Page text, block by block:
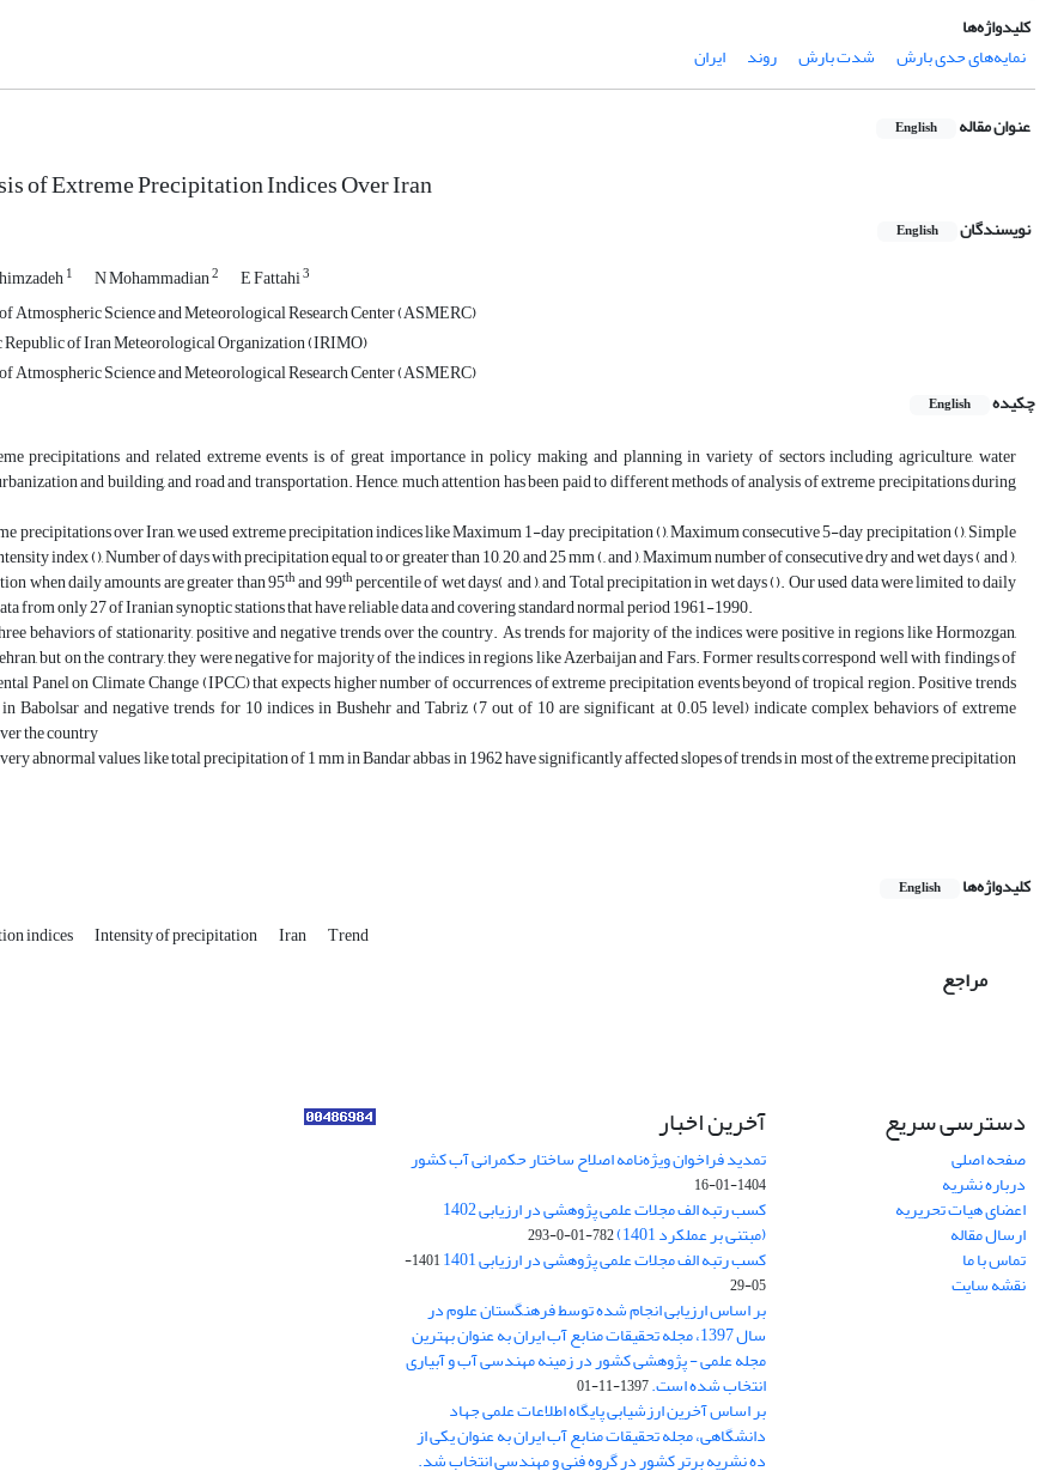
کلیدواژه‌ها
نمایه‌های حدی بارش
شدت بارش روند ایران
عنوان مقاله English
of Extreme Precipitation Indices Over Iran
نویسندگان English
1 N Mohammadian2 E Fattahi3
Atmospheric Science and Meteorological Research Center (ASMERC)
of Iran Meteorological Organization (IRIMO)
Atmospheric Science and Meteorological Research Center (ASMERC)
چکیده
English
precipitations and related extreme events is of great importance in policy making and planning in variety of sectors including agriculture, water
and building, and road and transportation. Hence, much attention has been paid to different methods of analysis of extreme precipitations during
precipitations over Iran, we used extreme precipitation indices like Maximum 1-day precipitation (), Maximum consecutive 5-day precipitation (), Simple
index (), Number of days with precipitation equal to or greater than 10, 20, and 25 mm (,, and ), Maximum number of consecutive dry and wet days ( and ),
when daily amounts are greater than 95thand 99thpercentile of wet days( and ), and Total precipitation in wet days (). Our used data were limited to daily
from only 27 of Iranian synoptic stations that have reliable data and covering standard normal period 1961-1990.
behaviors of stationarity, positive and negative trends over the country. As trends for majority of the indices were positive in regions like Hormozgan,
but on the contrary, they were negative for majority of the indices in regions like Azerbaijan and Fars. Former results correspond well with findings of
Panel on Climate Change (IPCC) that expects higher number of occurrences of extreme precipitation events beyond of tropical region. Positive trends
Babolsar and negative trends for 10 indices in Bushehr and Tabriz (7 out of 10 are significant at 0.05 level) indicate complex behaviors of extreme
the country
abnormal values like total precipitation of 1 mm in Bandar abbas in 1962 have significantly affected slopes of trends in most of the extreme precipitation
کلیدواژه‌ها English
indices Intensity of precipitation Iran Trend
مراجع
دسترسی سریع
صفحه اصلی
درباره نشریه
اعضای هیات تحریریه
ارسال مقاله
تماس با ما
نقشه سایت
آخرین اخبار
تمدید فراخوان ویژه‌نامه اصلاح ساختار حکمرانی آب کشور
1404-01-16
کسب رتبه الف مجلات علمی پژوهشی در ارزیابی 1402
(مبتنی بر عملکرد 1401) 782-01-0-293
کسب رتبه الف مجلات علمی پژوهشی در ارزیابی 1401
1401-
05-29
بر اساس ارزیابی انجام شده توسط فرهنگستان علوم در
سال 1397، مجله تحقیقات منابع آب ایران به عنوان بهترین
مجله علمی - پژوهشی کشور در زمینه مهندسی آب و آبیاری
انتخاب شده است.1397-11-01
بر اساس آخرین ارزشیابی پایگاه اطلاعات علمی جهاد
دانشگاهی، مجله تحقیقات منابع آب ایران به عنوان یکی از
ده نشریه برتر کشور در گروه فنی و مهندسی انتخاب شد.